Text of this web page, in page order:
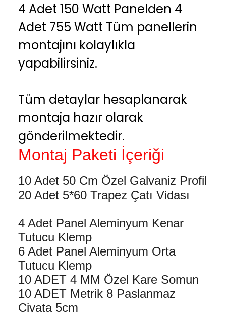
4 Adet 150 Watt Panelden 4
Adet 755 Watt Tüm panellerin
montajını kolaylıkla
yapabilirsiniz.
Tüm detaylar hesaplanarak
montaja hazır olarak
gönderilmektedir.
Montaj Paketi İçeriği
10 Adet 50 Cm Özel Galvaniz Profil
20 Adet 5*60 Trapez Çatı Vidası
4 Adet Panel Aleminyum Kenar
Tutucu Klemp
6 Adet Panel Aleminyum Orta
Tutucu Klemp
10 ADET 4 MM Özel Kare Somun
10 ADET Metrik 8 Paslanmaz
Civata 5cm